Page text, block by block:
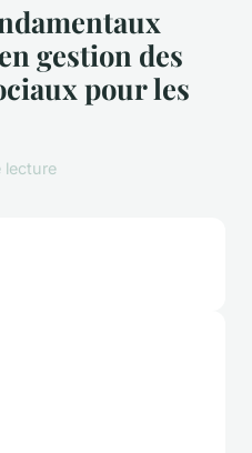
gestion des
pour les
lecture